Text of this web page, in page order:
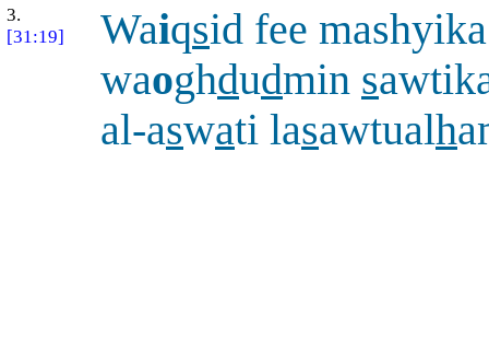
3.
[31:19]
Waiqsid fee mashyika
waoghdudmin s
al-aswati lasawtualh